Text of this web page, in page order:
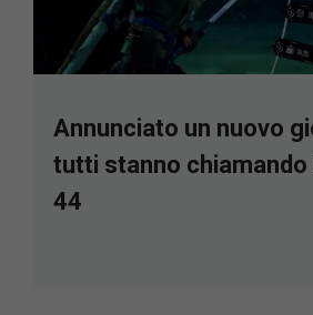
Annunciato un nuovo
tutti stanno chiamando
44